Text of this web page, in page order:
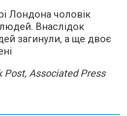
Лондона чоловік
Внаслідок
загинули, а ще двоє
Associated Press